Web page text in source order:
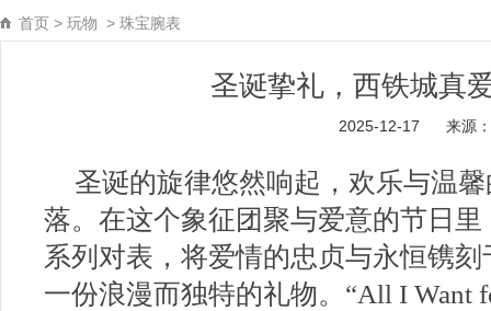
首页 > 玩物 > 珠宝腕表
圣诞挚礼，西铁城真
2025-12-17 来源
圣诞的旋律悠然响起，欢乐与温
落。在这个象征团聚与爱意的节日里
系列对表，将爱情的忠贞与永恒镌
一份浪漫而独特的礼物。“All I Want